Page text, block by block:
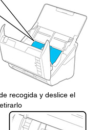
recogida y deslice el